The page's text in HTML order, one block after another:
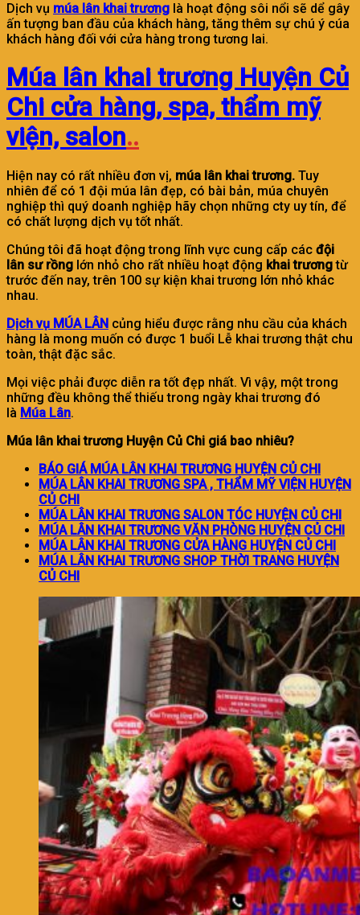
Dịch vụ múa lân khai trương là hoạt động sôi nổi sẽ dể gây
ấn tượng ban đầu của khách hàng, tăng thêm sự chú ý cúa
khách hàng đối với cửa hàng trong tương lai.
Múa lân khai trương Huyện Củ
Chi cửa hàng, spa, thẩm mỹ
viện, salon..
Hiện nay có rất nhiều đơn vị, múa lân khai trương. Tuy
nhiên để có 1 đội múa lân đẹp, có bài bản, múa chuyên
nghiệp thì quý doanh nghiệp hãy chọn những cty uy tín, để
có chất lượng dịch vụ tốt nhất.
Chúng tôi đã hoạt động trong lĩnh vực cung cấp các đội
lân sư rồng lớn nhỏ cho rất nhiều hoạt động khai trươngtừ
trước đến nay, trên 100 sự kiện khai trương lớn nhỏ khác
nhau.
Dịch vụ MÚA LÂN củng hiểu được rằng nhu cầu của khách
hàng là mong muốn có được 1 buổi Lễ khai trương thật chu
toàn, thật đặc sắc.
Mọi việc phải được diễn ra tốt đẹp nhất. Vì vậy, một trong
những đều không thể thiếu trong ngày khai trương đó
là Múa Lân.
Múa lân khai trương Huyện Củ Chi giá bao nhiêu?
BÁO GIÁ MÚA LÂN KHAI TRƯƠNG HUYỆN CỦ CHI
MÚA LÂN KHAI TRƯƠNG SPA , THẨM MỸ VIỆN HUYỆN
CỦ CHI
MÚA LÂN KHAI TRƯƠNG SALON TÓC HUYỆN CỦ CHI
MÚA LÂN KHAI TRƯƠNG VĂN PHÒNG HUYỆN CỦ CHI
MÚA LÂN KHAI TRƯƠNG CỬA HÀNG HUYỆN CỦ CHI
MÚA LÂN KHAI TRƯƠNG SHOP THỜI TRANG HUYỆN
CỦ CHI